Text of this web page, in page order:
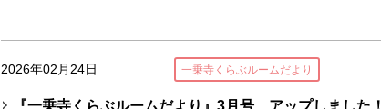
2026年02月24日 一乗寺くらぶルームだより
『一乗寺くらぶルームだより』3月号 アップしました！